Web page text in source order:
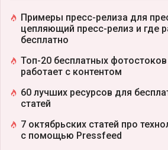
Примеры пресс-релиза для
цепляющий пресс-релиз и где
бесплатно
Топ-20 бесплатных фотостоков
работает с контентом
60 лучших ресурсов для
статей
7 октябрьских статей про
с помощью Pressfeed